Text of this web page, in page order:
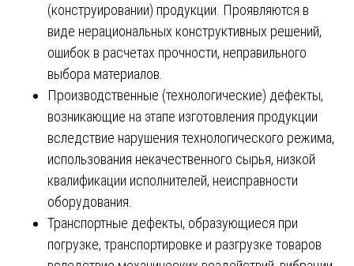
(конструировании) продукции. Проявляются в
виде нерациональных конструктивных решений,
ошибок в расчетах прочности, неправильного
выбора материалов.
Производственные (технологические) дефекты,
возникающие на этапе изготовления продукции
вследствие нарушения технологического режима,
использования некачественного сырья, низкой
квалификации исполнителей, неисправности
оборудования.
Транспортные дефекты, образующиеся при
погрузке, транспортировке и разгрузке товаров